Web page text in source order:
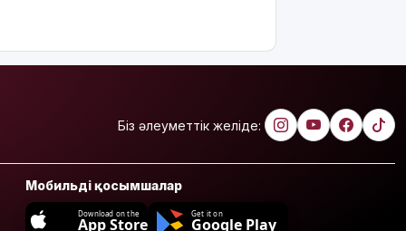
Біз әлеуметтік желіде:
Мобильді қосымшалар
Download on the
App Store
Get it on
Google Play